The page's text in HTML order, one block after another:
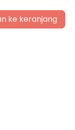
ke keranjang